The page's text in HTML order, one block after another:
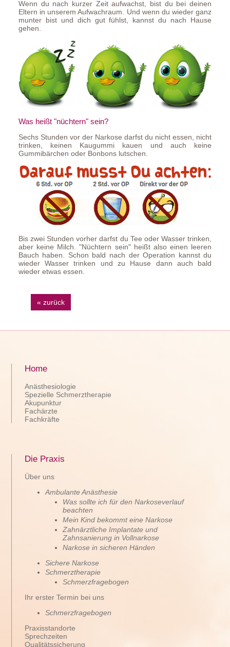
Wenn du nach kurzer Zeit aufwachst, bist du bei deinen
Eltern in unserem Aufwachraum. Und wenn du wieder ganz
munter bist und dich gut fühlst, kannst du nach Hause
gehen.
Was heißt "nüchtern" sein?
Sechs Stunden vor der Narkose darfst du nicht essen, nicht
trinken, keinen Kaugummi kauen und auch keine
Gummibärchen oder Bonbons lutschen.
Bis zwei Stunden vorher darfst du Tee oder Wasser trinken,
aber keine Milch. "Nüchtern sein" heißt also einen leeren
Bauch haben. Schon bald nach der Operation kannst du
wieder Wasser trinken und zu Hause dann auch bald
wieder etwas essen.
« zurück
Home
Anästhesiologie
Spezielle Schmerztherapie
Akupunktur
Fachärzte
Fachkräfte
Die Praxis
Über uns
Ambulante Anästhesie
Was sollte ich für den Narkoseverlauf
beachten
Mein Kind bekommt eine Narkose
Zahnärztliche Implantate und
Zahnsanierung in Vollnarkose
Narkose in sicheren Händen
Sichere Narkose
Schmerztherapie
Schmerzfragebogen
Ihr erster Termin bei uns
Schmerzfragebogen
Praxisstandorte
Sprechzeiten
Qualitätssicherung